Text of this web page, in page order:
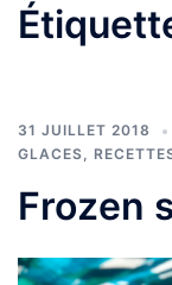
31 JUILLET 2018
GLACES,
Frozen